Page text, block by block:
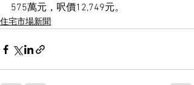
575萬元，呎價12,749元。
住宅市場新聞